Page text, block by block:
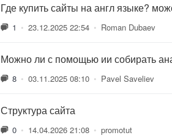
Где купить сайты на англ языке?
1 • 23.12.2025 22:54 • Roman Dubaev
Можно ли с помощью ии собирать
8 • 03.11.2025 08:10 • Pavel Saveliev
Структура сайта
0 • 14.04.2026 21:08 • promotut